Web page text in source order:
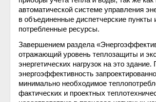
автоматической системе управления
в объединенные диспетчерские
потребленные ресурсы.
Завершением раздела
отражающий уровень теплозащиты и
энергетических нагрузок на это
энергоэффективность
минимально необходимое
фактических и проектных